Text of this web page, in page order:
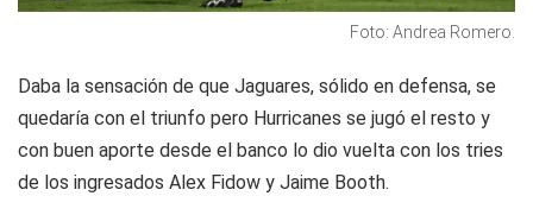
Foto: Andrea Romero.
Daba la sensación de que Jaguares, sólido en defensa, se
quedaría con el triunfo pero Hurricanes se jugó el resto y
con buen aporte desde el banco lo dio vuelta con los tries
de los ingresados Alex Fidow y Jaime Booth.